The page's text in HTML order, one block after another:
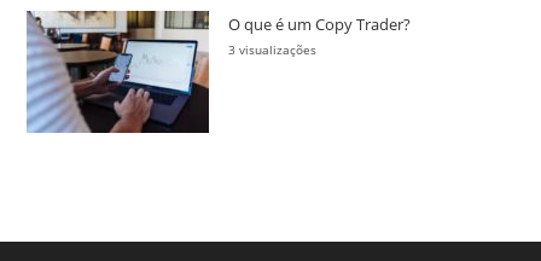
O que é um Copy Trader?
3 visualizações